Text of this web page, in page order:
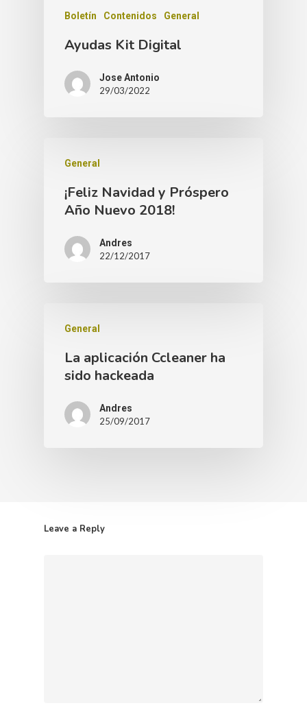
Boletín Contenidos General
Ayudas Kit Digital
Jose Antonio
29/03/2022
General
¡Feliz Navidad y Próspero
Año Nuevo 2018!
Andres
22/12/2017
General
La aplicación Ccleaner ha
sido hackeada
Andres
25/09/2017
Leave a Reply